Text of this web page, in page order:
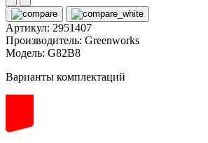
Артикул: 2951407
Производитель: Greenworks
Модель: G82B8
Варианты комплектаций